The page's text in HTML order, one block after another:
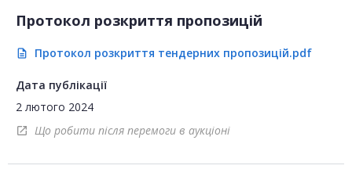
Протокол розкриття пропозицій
description Протокол розкриття тендерних пропозицій.pdf
Дата публікації
2 лютого 2024
open_in_new Що робити після перемоги в аукціоні